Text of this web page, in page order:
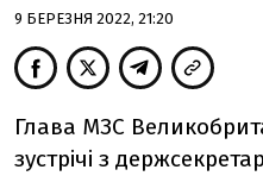
9 БЕРЕЗНЯ 2022, 21:20
Глава МЗС
зустрічі з